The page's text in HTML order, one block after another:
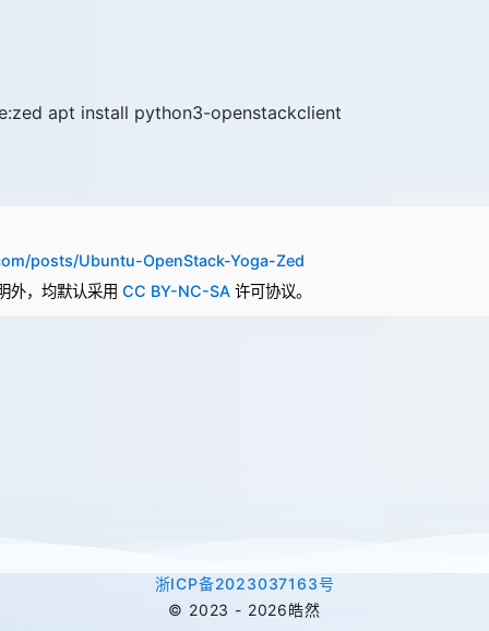
apt install python3-openstackclient
posts/Ubuntu-OpenStack-Yoga-Zed
外，均默认采用 CC BY-NC-SA 许可协议。
浙ICP备2023037163号
© 2023 - 2026皓然